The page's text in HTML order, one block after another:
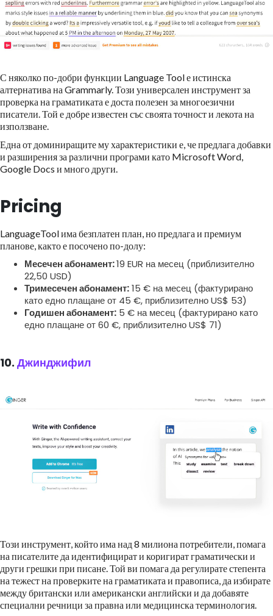
С няколко по-добри функции Language Tool е истинска
алтернатива на Grammarly. Този универсален инструмент за
проверка на граматиката е доста полезен за многоезични
писатели. Той е добре известен със своята точност и лекота на
използване.
Една от доминиращите му характеристики е, че предлага добавки
и разширения за различни програми като Microsoft Word,
Google Docs и много други.
Pricing
LanguageTool има безплатен план, но предлага и премиум
планове, както е посочено по-долу:
Месечен абонамент:19 EUR на месец (приблизително
22,50 USD)
Тримесечен абонамент:15 € на месец (фактурирано
като едно плащане от 45 €, приблизително US$ 53)
Годишен абонамент: 5 € на месец (фактурирано като
едно плащане от 60 €, приблизително US$ 71)
10. Джинджифил
Този инструмент, който има над 8 милиона потребители, помага
на писателите да идентифицират и коригират граматически и
други грешки при писане. Той ви помага да регулирате степента
на тежест на проверките на граматиката и правописа, да избирате
между британски или американски английски и да добавяте
специални речници за правна или медицинска терминология.